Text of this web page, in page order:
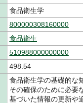
食品衛生学
800000308160000
食品衛生
510988000000000
498.54
食品衛生学の基礎的な
その確保のために必要
基づいた情報の更新や